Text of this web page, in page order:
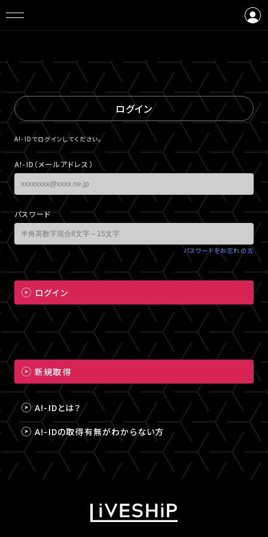
ログイン
A!-IDでログインしてください。
A!-ID（メールアドレス）
パスワード
パスワードをお忘れの方
ログイン
新規取得
A!-IDとは？
A!-IDの取得有無がわからない方